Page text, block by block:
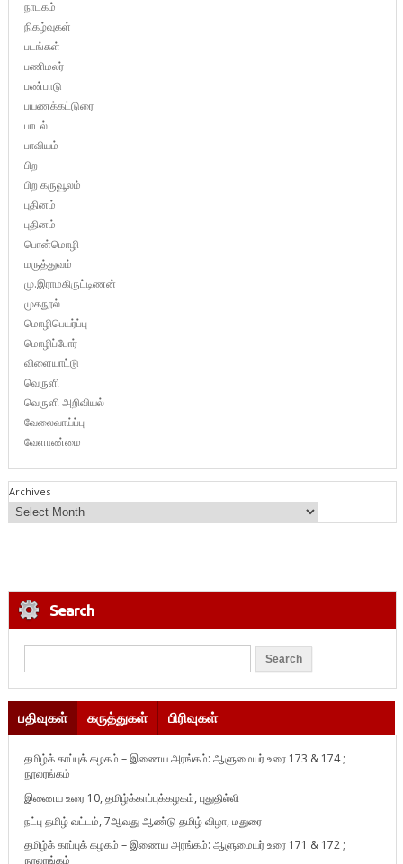
நாடகம்
நிகழ்வுகள்
படங்கள்
பணிமலர்
பண்பாடு
பயணக்கட்டுரை
பாடல்
பாவியம்
பிற
பிற கருவூலம்
புதினம்
புதினம்
பொன்மொழி
மருத்துவம்
மு.இராமகிருட்டிணன்
முகநூல்
மொழிபெயர்ப்பு
மொழிப்போர்
விளையாட்டு
வெருளி
வெருளி அறிவியல்
வேலைவாய்ப்பு
வேளாண்மை
Archives
Search
பதிவுகள் கருத்துகள் பிரிவுகள்
தமிழ்க் காப்புக் கழகம் – இணைய அரங்கம்: ஆளுமையர் உரை 173 & 174 ;
நூலரங்கம்
இணைய உரை 10, தமிழ்க்காப்புக்கழகம், புதுதில்லி
நட்பு தமிழ் வட்டம், 7ஆவது ஆண்டு தமிழ் விழா, மதுரை
தமிழ்க் காப்புக் கழகம் – இணைய அரங்கம்: ஆளுமையர் உரை 171 & 172 ;
நூலரங்கம்